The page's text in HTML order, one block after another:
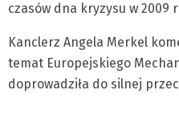
czasów dna kryzysu w 2009
Kanclerz Angela Merkel
temat Europejskiego
doprowadziła do silnej